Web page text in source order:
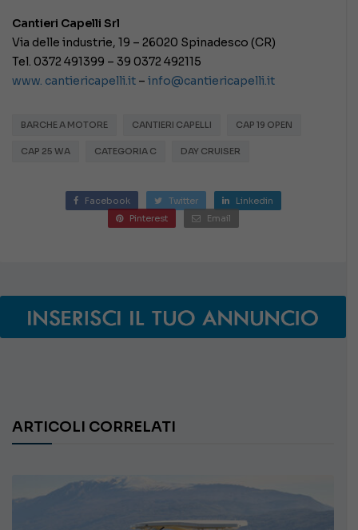
Cantieri Capelli Srl
Via delle industrie, 19 – 26020 Spinadesco (CR)
Tel. 0372 491399 – 39 0372 492115
www. cantiericapelli.it – info@cantiericapelli.it
BARCHE A MOTORE CANTIERI CAPELLI CAP 19 OPEN
CAP 25 WA CATEGORIA C DAY CRUISER
Facebook Twitter
Linkedin
Pinterest
Email
ARTICOLI CORRELATI